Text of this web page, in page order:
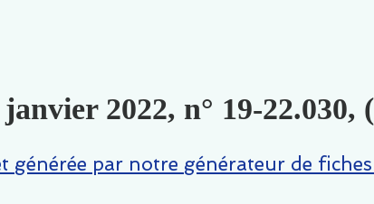
2022, n° 19-22.030,
générée par notre générateur de